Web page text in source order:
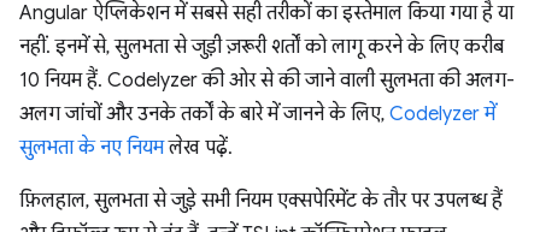
Angular ऐप्लिकेशन में सबसे सही तरीकों का इस्तेमाल किया गया है या
नहीं. इनमें से, सुलभता से जुड़ी ज़रूरी शर्तों को लागू करने के लिए करीब
10 नियम हैं. Codelyzer की ओर से की जाने वाली सुलभता की अलग-
अलग जांचों और उनके तर्कों के बारे में जानने के लिए, Codelyzer में
सुलभता के नए नियमलेख पढ़ें.
फ़िलहाल, सुलभता से जुड़े सभी नियम एक्सपेरिमेंट के तौर पर उपलब्ध हैं